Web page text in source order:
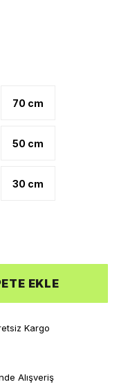
70 cm
50 cm
30 cm
EKLE
Kargo
Alışveriş